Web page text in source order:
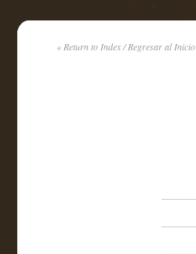
« Return to Index / Regresar al Inicio